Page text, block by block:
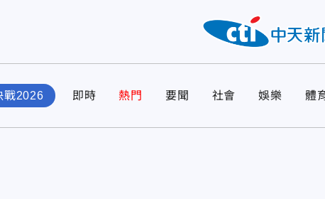
戰2026 即時 熱門 要聞 社會 娛樂 體